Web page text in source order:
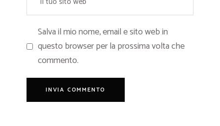
Salva il mio nome, email e sito web in
questo browser per la prossima volta che
commento.